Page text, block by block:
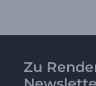
Zu